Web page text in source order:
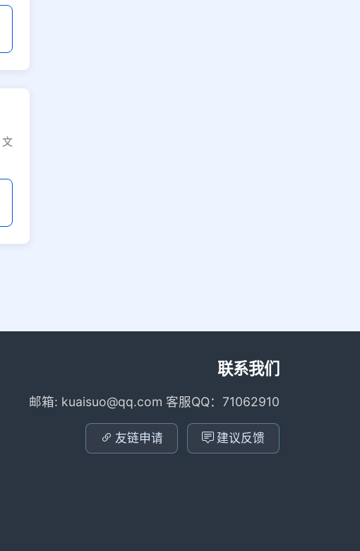
联系我们
邮箱: kuaisuo@qq.com 客服QQ：71062910
友链申请 建议反馈